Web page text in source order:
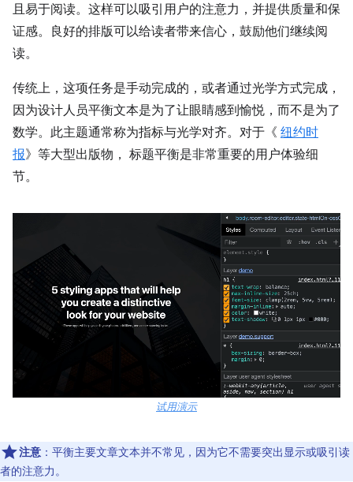
且易于阅读。这样可以吸引用户的注意力，并提供质量和保
证感。良好的排版可以给读者带来信心，鼓励他们继续阅
读。
传统上，这项任务是手动完成的，或者通过光学方式完成，
因为设计人员平衡文本是为了让眼睛感到愉悦，而不是为了
数学。此主题通常称为指标与光学对齐。对于《 纽约时
报》等大型出版物， 标题平衡是非常重要的用户体验细
节。
试用演示
注意 ：平衡主要文章文本并不常见，因为它不需要突出显示或吸引读
者的注意力。